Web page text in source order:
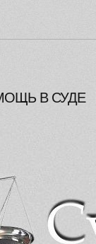
В СУДЕ